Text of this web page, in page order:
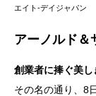
エイト-デイジャパン
アーノルド＆
創業者に捧ぐ美し
その名の通り、8